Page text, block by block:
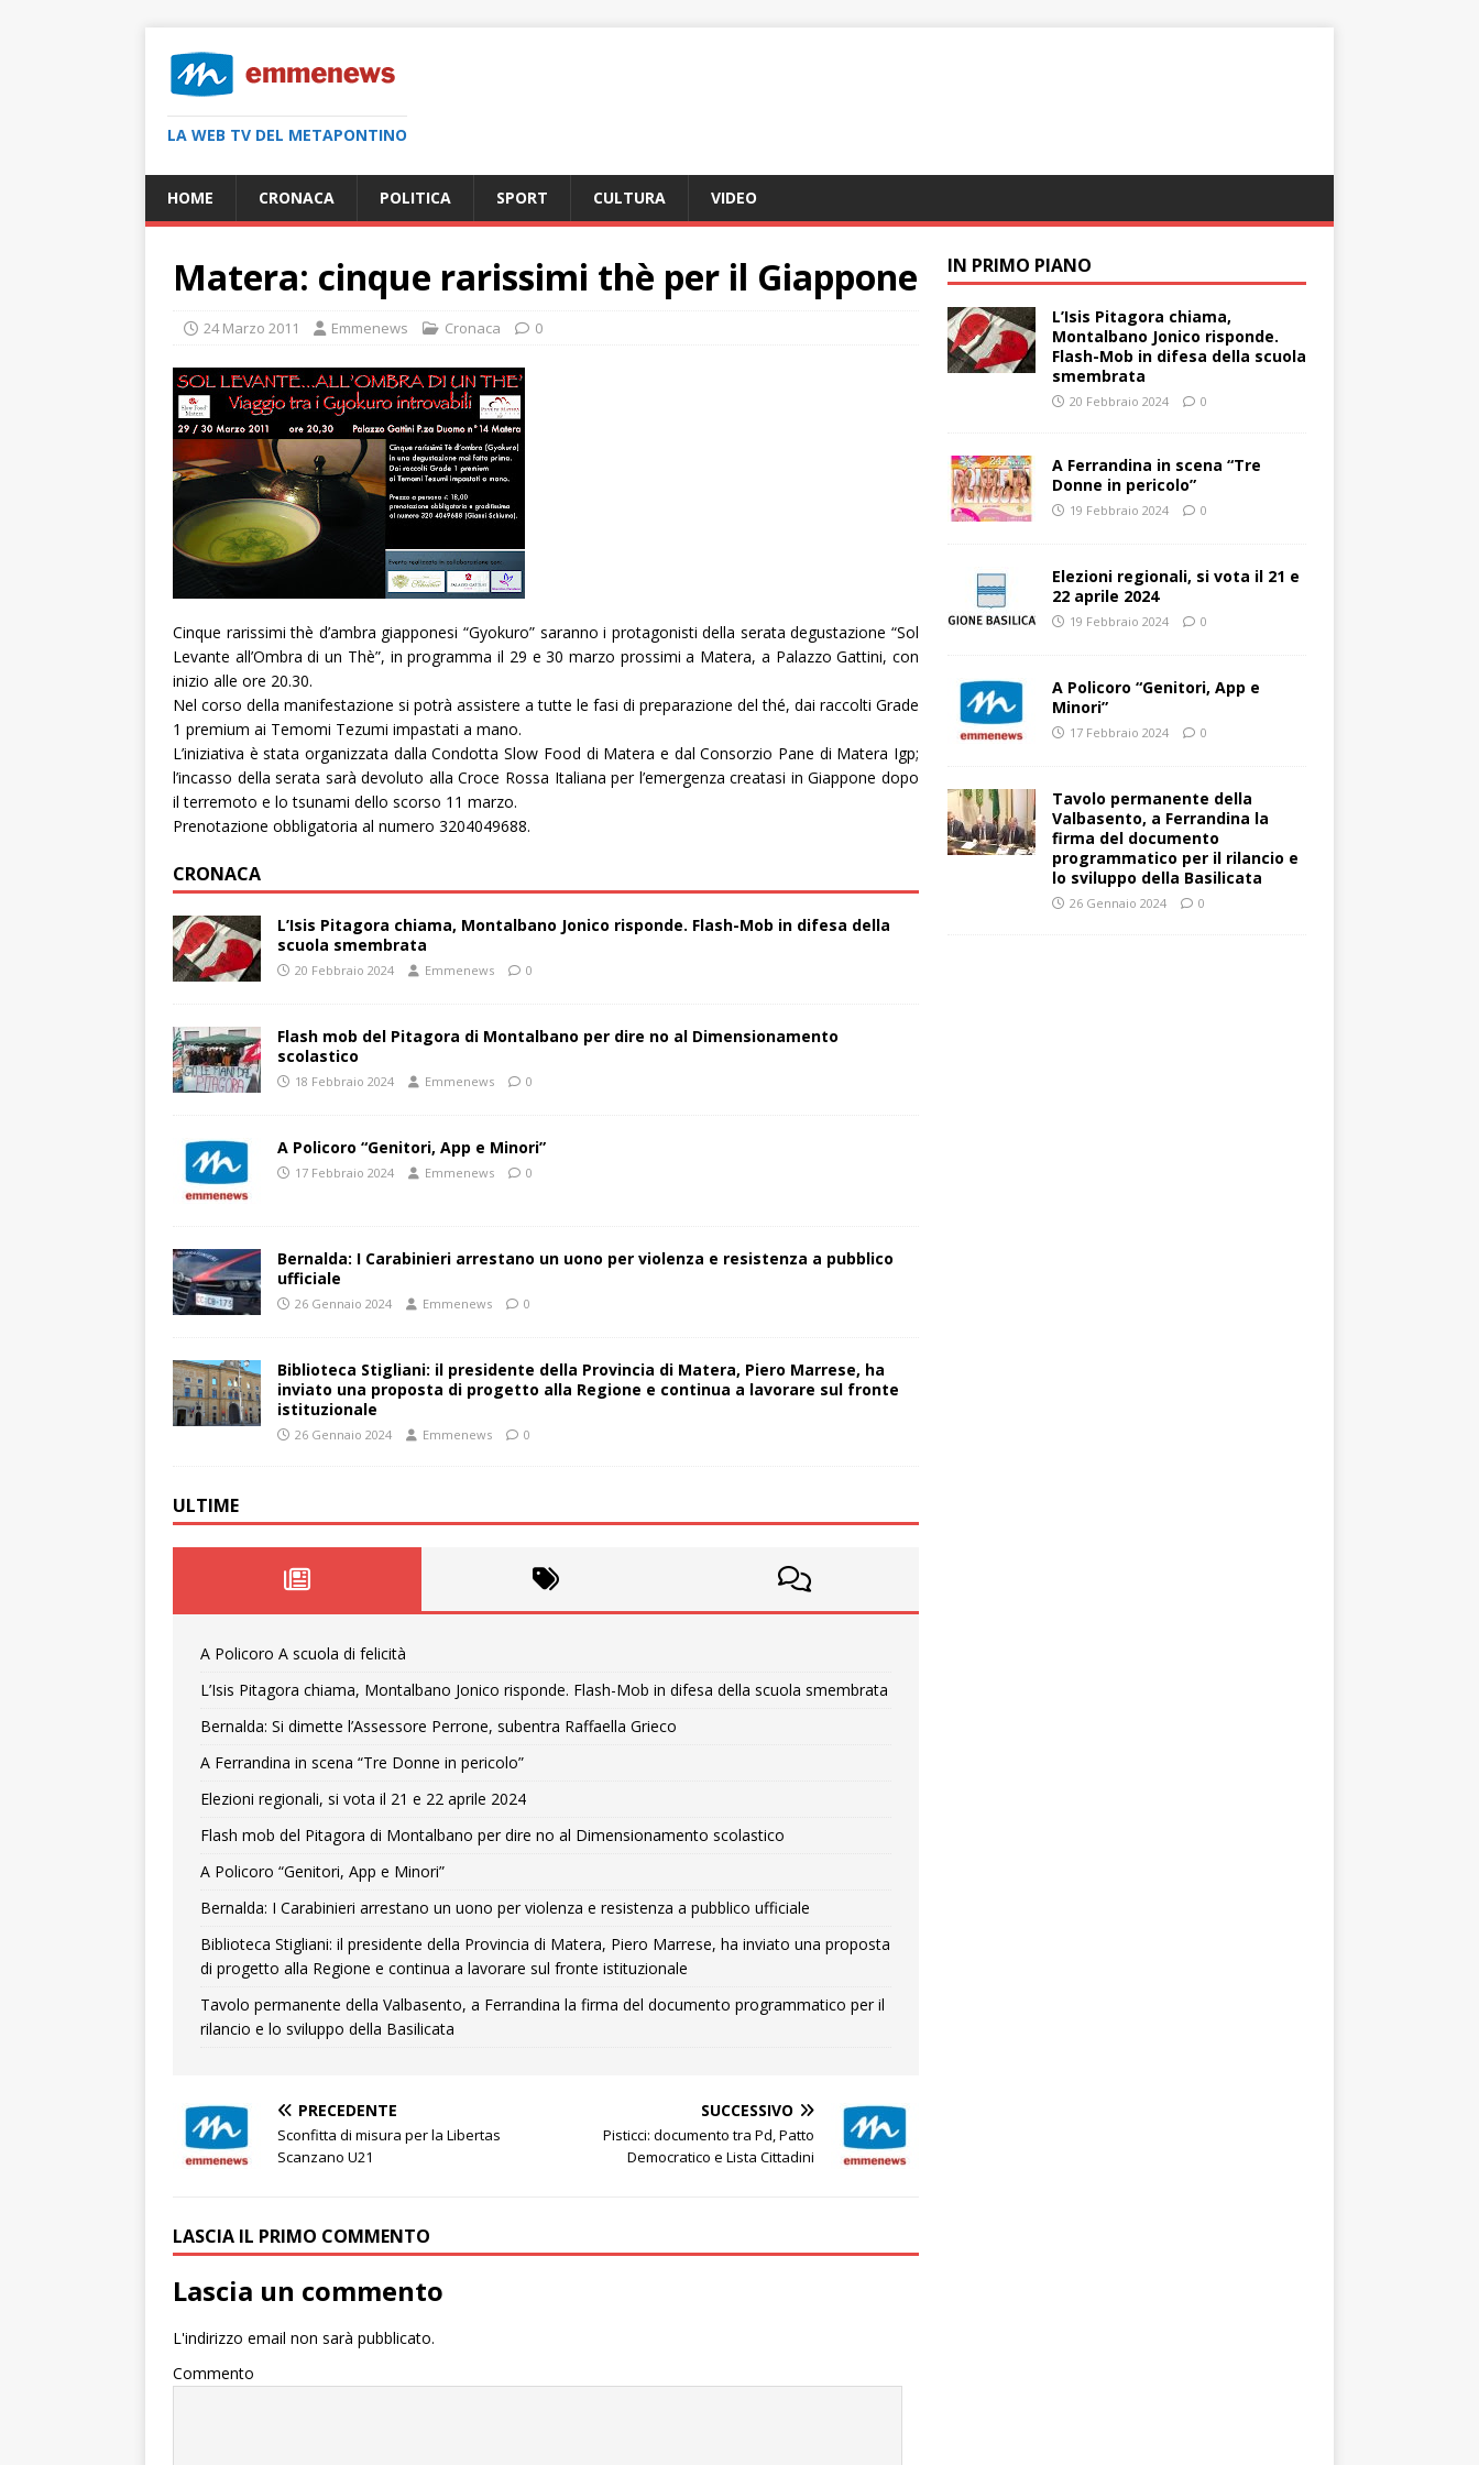
LA WEB TV DEL METAPONTINO
HOME CRONACA POLITICA SPORT CULTURA VIDEO
Matera: cinque rarissimi thè per il Giappone
24 Marzo 2011 Emmenews Cronaca 0
Cinque rarissimi thè d’ambra giapponesi “Gyokuro” saranno i protagonisti della serata degustazione “Sol
Levante all’Ombra di un Thè”, in programma il 29 e 30 marzo prossimi a Matera, a Palazzo Gattini, con
inizio alle ore 20.30.
Nel corso della manifestazione si potrà assistere a tutte le fasi di preparazione del thé, dai raccolti Grade
1 premium ai Temomi Tezumi impastati a mano.
L’iniziativa è stata organizzata dalla Condotta Slow Food di Matera e dal Consorzio Pane di Matera Igp;
l’incasso della serata sarà devoluto alla Croce Rossa Italiana per l’emergenza creatasi in Giappone dopo
il terremoto e lo tsunami dello scorso 11 marzo.
Prenotazione obbligatoria al numero 3204049688.
CRONACA
L’Isis Pitagora chiama, Montalbano Jonico risponde. Flash-Mob in difesa della
scuola smembrata
20 Febbraio 2024 Emmenews 0
Flash mob del Pitagora di Montalbano per dire no al Dimensionamento
scolastico
18 Febbraio 2024 Emmenews 0
A Policoro “Genitori, App e Minori”
17 Febbraio 2024 Emmenews 0
Bernalda: I Carabinieri arrestano un uono per violenza e resistenza a pubblico
ufficiale
26 Gennaio 2024 Emmenews 0
Biblioteca Stigliani: il presidente della Provincia di Matera, Piero Marrese, ha
inviato una proposta di progetto alla Regione e continua a lavorare sul fronte
istituzionale
26 Gennaio 2024 Emmenews 0
ULTIME
A Policoro A scuola di felicità
L’Isis Pitagora chiama, Montalbano Jonico risponde. Flash-Mob in difesa della scuola smembrata
Bernalda: Si dimette l’Assessore Perrone, subentra Raffaella Grieco
A Ferrandina in scena “Tre Donne in pericolo”
Elezioni regionali, si vota il 21 e 22 aprile 2024
Flash mob del Pitagora di Montalbano per dire no al Dimensionamento scolastico
A Policoro “Genitori, App e Minori”
Bernalda: I Carabinieri arrestano un uono per violenza e resistenza a pubblico ufficiale
Biblioteca Stigliani: il presidente della Provincia di Matera, Piero Marrese, ha inviato una proposta
di progetto alla Regione e continua a lavorare sul fronte istituzionale
Tavolo permanente della Valbasento, a Ferrandina la firma del documento programmatico per il
rilancio e lo sviluppo della Basilicata
PRECEDENTE
Sconfitta di misura per la Libertas
Scanzano U21
SUCCESSIVO
Pisticci: documento tra Pd, Patto
Democratico e Lista Cittadini
LASCIA IL PRIMO COMMENTO
Lascia un commento
L'indirizzo email non sarà pubblicato.
Commento
IN PRIMO PIANO
L’Isis Pitagora chiama,
Montalbano Jonico risponde.
Flash-Mob in difesa della scuola
smembrata
20 Febbraio 2024 0
A Ferrandina in scena “Tre
Donne in pericolo”
19 Febbraio 2024 0
Elezioni regionali, si vota il 21 e
22 aprile 2024
19 Febbraio 2024 0
A Policoro “Genitori, App e
Minori”
17 Febbraio 2024 0
Tavolo permanente della
Valbasento, a Ferrandina la
firma del documento
programmatico per il rilancio e
lo sviluppo della Basilicata
26 Gennaio 2024 0